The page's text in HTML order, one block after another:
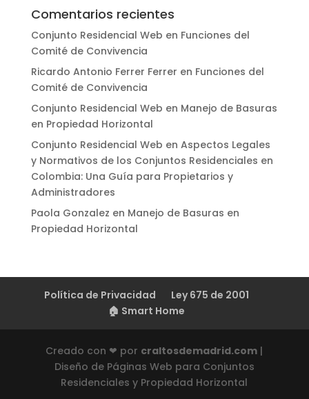
Comentarios recientes
Conjunto Residencial Web en Funciones del
Comité de Convivencia
Ricardo Antonio Ferrer Ferrer en Funciones del
Comité de Convivencia
Conjunto Residencial Web en Manejo de Basuras
en Propiedad Horizontal
Conjunto Residencial Web en Aspectos Legales
y Normativos de los Conjuntos Residenciales en
Colombia: Una Guía para Propietarios y
Administradores
Paola Gonzalez en Manejo de Basuras en
Propiedad Horizontal
Política de Privacidad
Ley 675 de 2001
🏠 Smart Home
Creado con ❤ por craltosdemadrid.com |
Diseño de Páginas Web para Conjuntos
Residenciales y Propiedad Horizontal